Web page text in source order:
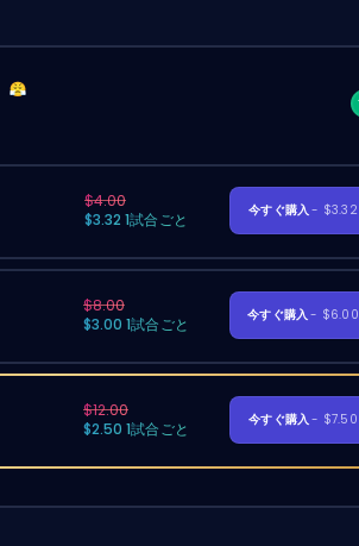
$4.00
$3.32 1試合ごと
今すぐ購入- $3.32
$8.00
$3.00 1試合ごと
今すぐ購入- $6.00
$12.00
$2.50 1試合ごと
今すぐ購入- $7.50